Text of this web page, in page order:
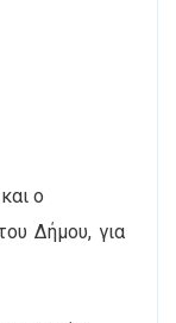
ο
Δήμου, για